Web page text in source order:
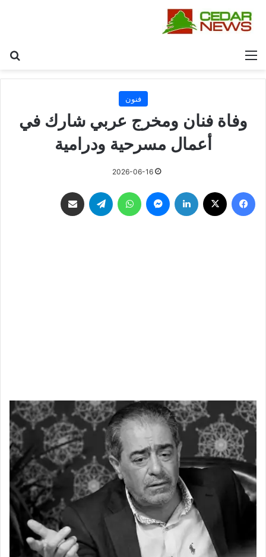
القائمة
فنون
وفاة فنان ومخرج عربي شارك في
أعمال مسرحية ودرامية
2026-06-16
فيسبوك لينكدإن ماسنجر واتساب تيلقرام